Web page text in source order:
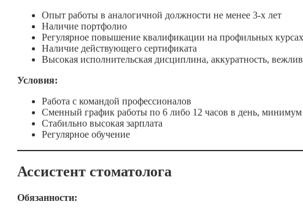
Опыт работы в аналогичной должности не менее 3-х лет
Наличие портфолио
Регулярное повышение квалификации на профильных
Наличие действующего сертификата
Высокая исполнительская дисциплина, аккуратность,
Условия:
Работа с командой профессионалов
Сменный график работы по 6 либо 12 часов в день,
Стабильно высокая зарплата
Регулярное обучение
Ассистент стоматолога
Обязанности: